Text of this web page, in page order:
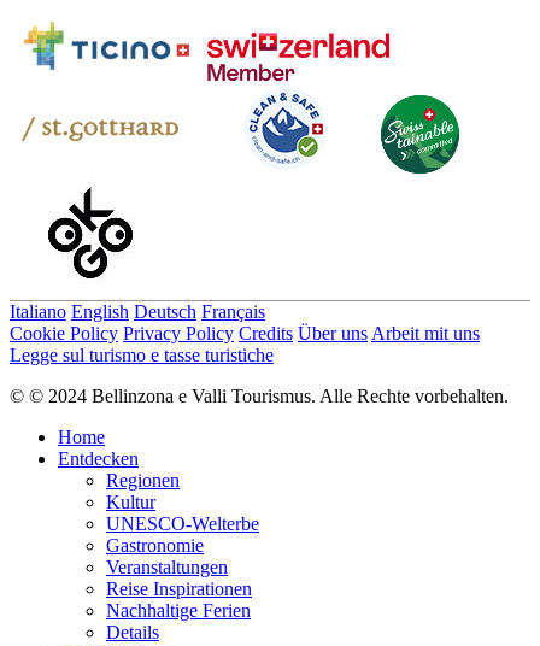
Italiano English Deutsch Français
Cookie Policy Privacy Policy Credits Über uns Arbeit mit uns
Legge sul turismo e tasse turistiche
© © 2024 Bellinzona e Valli Tourismus. Alle Rechte vorbehalten.
Home
Entdecken
Regionen
Kultur
UNESCO-Welterbe
Gastronomie
Veranstaltungen
Reise Inspirationen
Nachhaltige Ferien
Details